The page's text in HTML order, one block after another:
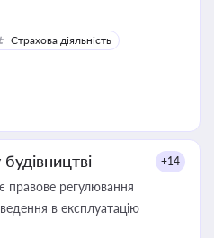
Страхова діяльність
+14
правове регулювання
в експлуатацію